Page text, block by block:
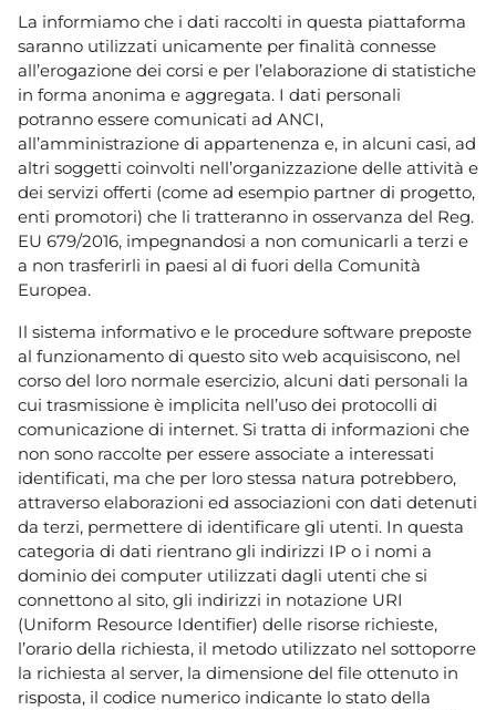
La informiamo che i dati raccolti in questa piattaforma
saranno utilizzati unicamente per finalità connesse
all’erogazione dei corsi e per l’elaborazione di statistiche
in forma anonima e aggregata. I dati personali
potranno essere comunicati ad ANCI,
all’amministrazione di appartenenza e, in alcuni casi, ad
altri soggetti coinvolti nell’organizzazione delle attività e
dei servizi offerti (come ad esempio partner di progetto,
enti promotori) che li tratteranno in osservanza del Reg.
EU 679/2016, impegnandosi a non comunicarli a terzi e
a non trasferirli in paesi al di fuori della Comunità
Europea.
Il sistema informativo e le procedure software preposte
al funzionamento di questo sito web acquisiscono, nel
corso del loro normale esercizio, alcuni dati personali la
cui trasmissione è implicita nell’uso dei protocolli di
comunicazione di internet. Si tratta di informazioni che
non sono raccolte per essere associate a interessati
identificati, ma che per loro stessa natura potrebbero,
attraverso elaborazioni ed associazioni con dati detenuti
da terzi, permettere di identificare gli utenti. In questa
categoria di dati rientrano gli indirizzi IP o i nomi a
dominio dei computer utilizzati dagli utenti che si
connettono al sito, gli indirizzi in notazione URI
(Uniform Resource Identifier) delle risorse richieste,
l’orario della richiesta, il metodo utilizzato nel sottoporre
la richiesta al server, la dimensione del file ottenuto in
risposta, il codice numerico indicante lo stato della